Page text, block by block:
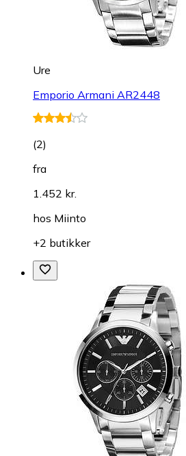
Ure
Emporio Armani AR2448
(2)
fra
1.452 kr.
hos Miinto
+2 butikker